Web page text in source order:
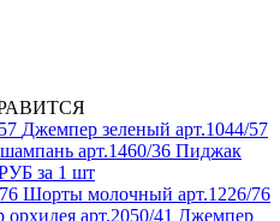
Джемпер зеленый арт.1044/57
Пиджак
за 1 шт
Шорты молочный арт.1226/76
Джемпер